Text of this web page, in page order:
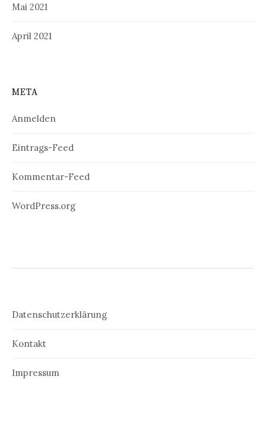
Mai 2021
April 2021
META
Anmelden
Eintrags-Feed
Kommentar-Feed
WordPress.org
Datenschutzerklärung
Kontakt
Impressum